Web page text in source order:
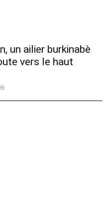
un ailier burkinabè
vers le haut